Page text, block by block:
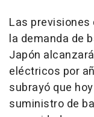
Las previsiones
la demanda de
Japón
eléctricos por
subrayó que
suministro de